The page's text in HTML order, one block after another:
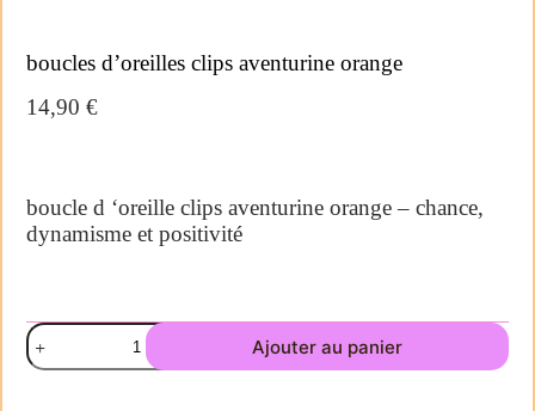
boucles d’oreilles clips aventurine orange
14,90 €
boucle d ‘oreille clips aventurine orange – chance,
dynamisme et positivité
Ajouter au panier